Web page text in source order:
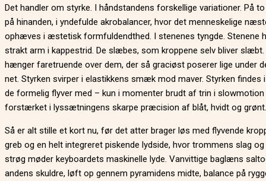
Det handler om styrke. I håndstandens forskellige variationer. På
på hinanden, i yndefulde akrobalancer, hvor det menneskelige
ophæves i æstetisk formfuldendthed. I stenenes tyngde. Stenene
strakt arm i kappestrid. De slæbes, som kroppene selv bliver slæbt.
hænger faretruende over dem, der så graciøst poserer lige under
net. Styrken svirper i elastikkens smæk mod maver. Styrken findes
de formelig flyver med – kun i momenter brudt af trin i slowmotion
forstærket i lyssætningens skarpe præcision af blåt, hvidt og grønt.
Så er alt stille et kort nu, før det atter brager løs med flyvende
greb og en helt integreret piskende lydside, hvor trommens slag
strøg møder keyboardets maskinelle lyde. Vanvittige baglæns
andens skuldre, løft op gennem pyramidens midte, balance på